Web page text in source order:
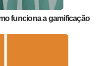
funciona a gamificação